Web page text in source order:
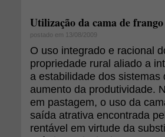
Utilização da cama de
postado em 13/08/2009
O uso integrado e racional
propriedade rural aliado a
a estabilidade dos
aumento da produtividade.
em pastagem, o uso da
saída atrativa encontrada
rentável em virtude da